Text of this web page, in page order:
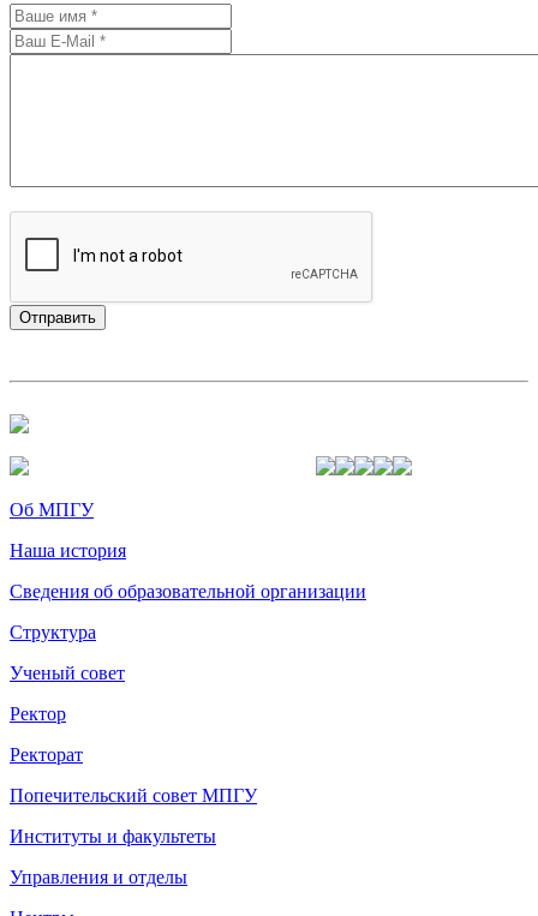
Об МПГУ
Наша история
Сведения об образовательной организации
Структура
Ученый совет
Ректор
Ректорат
Попечительский совет МПГУ
Институты и факультеты
Управления и отделы